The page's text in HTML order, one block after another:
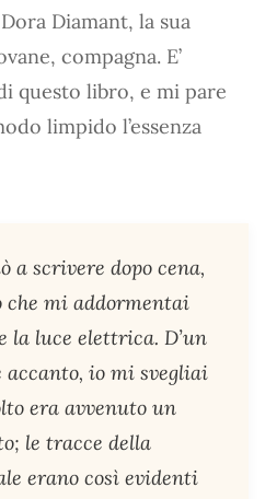
Diamant, la sua
compagna. E’
questo libro, e mi pare
limpido l’essenza
a scrivere dopo cena,
che mi addormentai
la luce elettrica. D’un
io mi svegliai
era avvenuto un
le tracce della
erano così evidenti